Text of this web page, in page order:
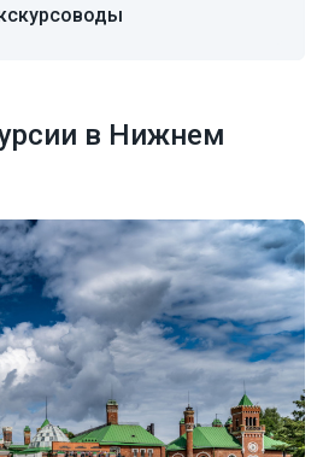
в Нижнем